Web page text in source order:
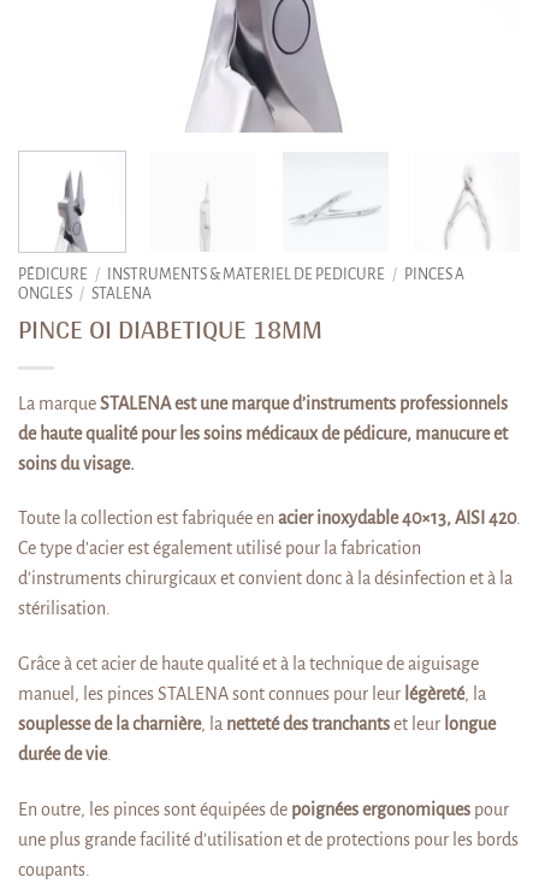
PÉDICURE / INSTRUMENTS & MATERIEL DE PEDICURE / PINCES A
ONGLES / STALENA
PINCE OI DIABETIQUE 18MM
La marqueSTALENA est une marque d’instruments professionnels
de haute qualité pour les soins médicaux de pédicure, manucure et
soins du visage.
Toute la collection est fabriquée en acier inoxydable 40×13, AISI 420.
Ce type d’acier est également utilisé pour la fabrication
d’instruments chirurgicaux et convient donc à la désinfection et à la
stérilisation.
Grâce à cet acier de haute qualité et à la technique de aiguisage
manuel, les pinces STALENA sont connues pour leur légèreté, la
souplesse de la charnière, la netteté des tranchantset leur longue
durée de vie.
En outre, les pinces sont équipées de poignées ergonomiques pour
une plus grande facilité d’utilisation et de protections pour les bords
coupants.